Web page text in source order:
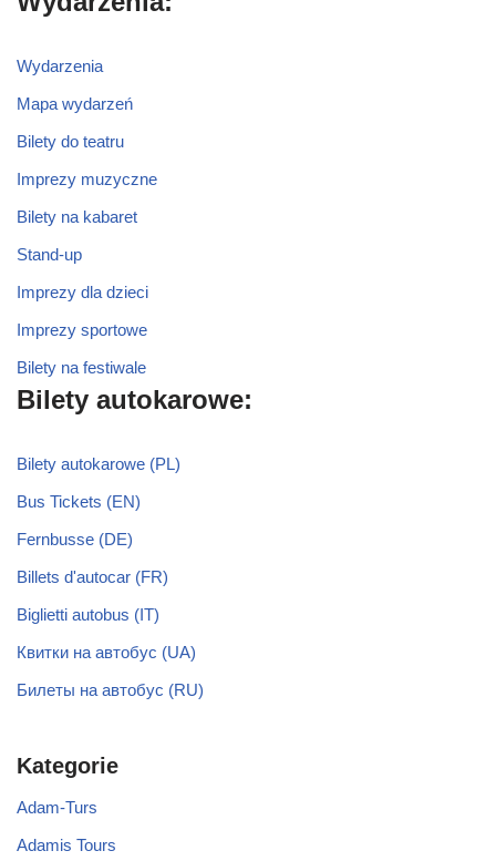
Wydarzenia
Mapa wydarzeń
Bilety do teatru
Imprezy muzyczne
Bilety na kabaret
Stand-up
Imprezy dla dzieci
Imprezy sportowe
Bilety na festiwale
Bilety autokarowe:
Bilety autokarowe (PL)
Bus Tickets (EN)
Fernbusse (DE)
Billets d'autocar (FR)
Biglietti autobus (IT)
Квитки на автобус (UA)
Билеты на автобус (RU)
Kategorie
Adam-Turs
Adamis Tours